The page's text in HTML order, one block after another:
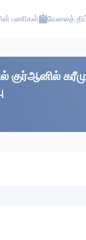
பணிகள் வேலைத்
குர்ஆனில்